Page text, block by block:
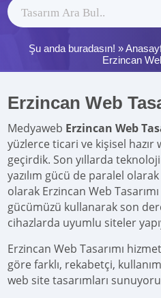
Şu anda buradasın! »
Erzincan
Erzincan Web
Medyaweb Erzincan Web
yüzlerce ticari ve kişisel
geçirdik. Son yıllarda
yazılım gücü de paralel
olarak Erzincan Web
gücümüzü kullanarak son
cihazlarda uyumlu siteler
Erzincan Web Tasarımı
göre farklı, rekabetçi,
web site tasarımları